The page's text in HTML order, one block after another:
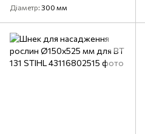
Діаметр 300 мм